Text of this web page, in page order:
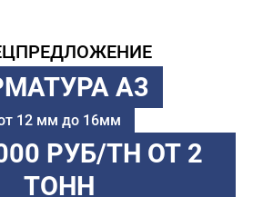
А3
12 мм до 16мм
РУБ/ТН ОТ 2
ТОНН